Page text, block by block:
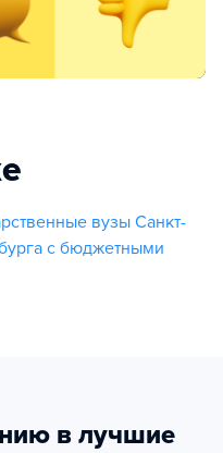
вузы Санкт-
с бюджетными
в лучшие